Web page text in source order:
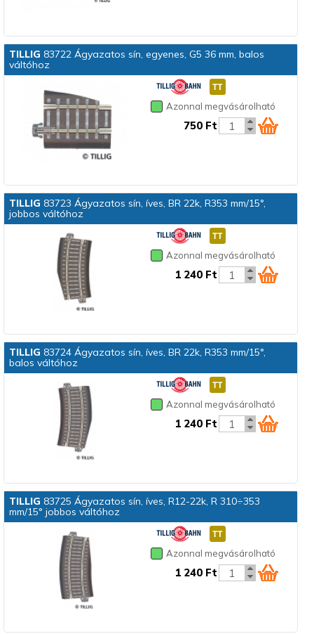
TILLIG 83722 Ágyazatos sín, egyenes, G5 36 mm, balos
váltóhoz
Azonnal megvásárolható
750 Ft
TILLIG 83723 Ágyazatos sín, íves, BR 22k, R353 mm/15°,
jobbos váltóhoz
Azonnal megvásárolható
1 240 Ft
TILLIG 83724 Ágyazatos sín, íves, BR 22k, R353 mm/15°,
balos váltóhoz
Azonnal megvásárolható
1 240 Ft
TILLIG 83725 Ágyazatos sín, íves, R12-22k, R 310÷353
mm/15° jobbos váltóhoz
Azonnal megvásárolható
1 240 Ft